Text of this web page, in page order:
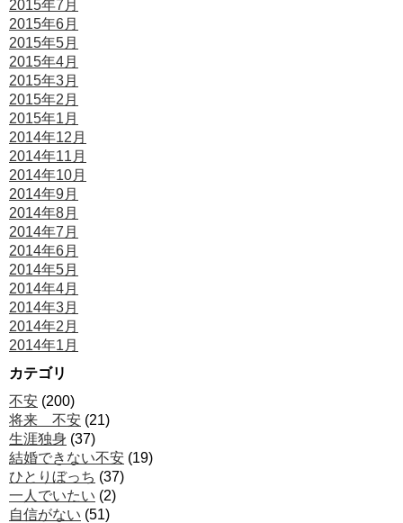
2015年7月
2015年6月
2015年5月
2015年4月
2015年3月
2015年2月
2015年1月
2014年12月
2014年11月
2014年10月
2014年9月
2014年8月
2014年7月
2014年6月
2014年5月
2014年4月
2014年3月
2014年2月
2014年1月
カテゴリ
不安 (200)
将来 不安 (21)
生涯独身 (37)
結婚できない不安 (19)
ひとりぼっち (37)
一人でいたい (2)
自信がない (51)